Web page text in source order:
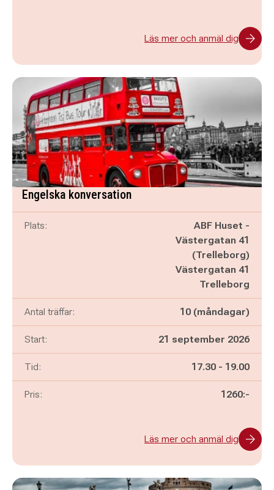
Läs mer och anmäl dig
Engelska konversation
Plats:
ABF Huset -
Västergatan 41
(Trelleborg)
Västergatan 41
Trelleborg
Antal träffar: 10 (måndagar)
Start: 21 september 2026
Tid: Pågår mellan
17.30 - och
19.00
Pris: 1260:-
Läs mer och anmäl dig